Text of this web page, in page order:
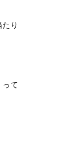
り
て